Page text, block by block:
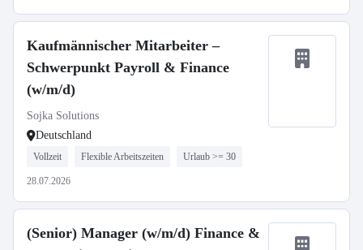
Kaufmännischer Mitarbeiter –
Schwerpunkt Payroll & Finance
(w/m/d)
Sojka Solutions
Deutschland
Vollzeit Flexible Arbeitszeiten Urlaub >= 30
28.07.2026
(Senior) Manager (w/m/d) Finance &